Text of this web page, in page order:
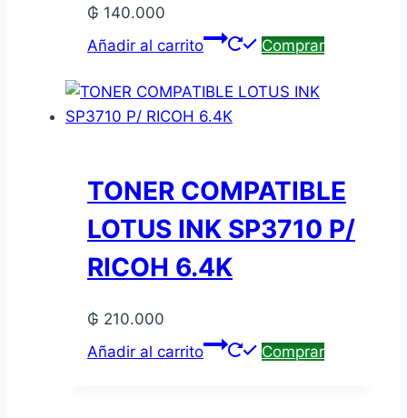
₲ 140.000
Añadir al carrito
Comprar
TONER COMPATIBLE
LOTUS INK SP3710 P/
RICOH 6.4K
₲ 210.000
Añadir al carrito
Comprar